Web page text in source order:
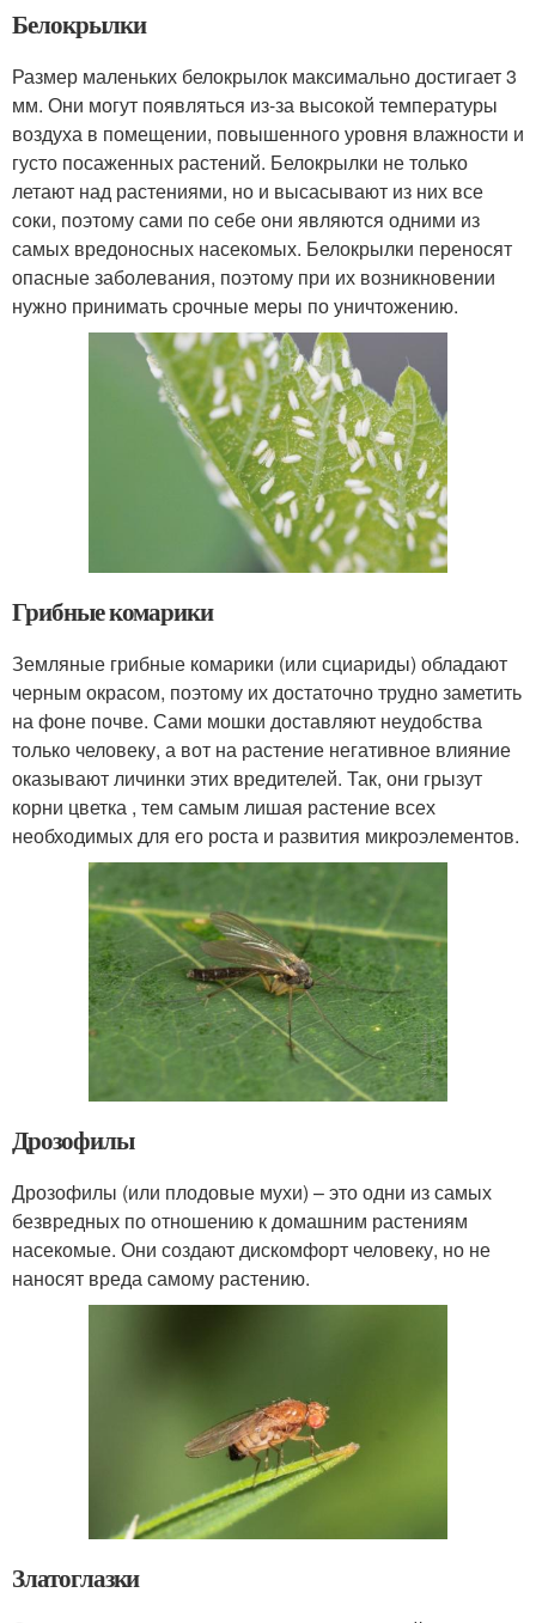
Белокрылки
Размер маленьких белокрылок максимально достигает 3
мм. Они могут появляться из-за высокой температуры
воздуха в помещении, повышенного уровня влажности и
густо посаженных растений. Белокрылки не только
летают над растениями, но и высасывают из них все
соки, поэтому сами по себе они являются одними из
самых вредоносных насекомых. Белокрылки переносят
опасные заболевания, поэтому при их возникновении
нужно принимать срочные меры по уничтожению.
Грибные комарики
Земляные грибные комарики (или сциариды) обладают
черным окрасом, поэтому их достаточно трудно заметить
на фоне почве. Сами мошки доставляют неудобства
только человеку, а вот на растение негативное влияние
оказывают личинки этих вредителей. Так, они грызут
корни цветка , тем самым лишая растение всех
необходимых для его роста и развития микроэлементов.
Дрозофилы
Дрозофилы (или плодовые мухи) – это одни из самых
безвредных по отношению к домашним растениям
насекомые. Они создают дискомфорт человеку, но не
наносят вреда самому растению.
Златоглазки